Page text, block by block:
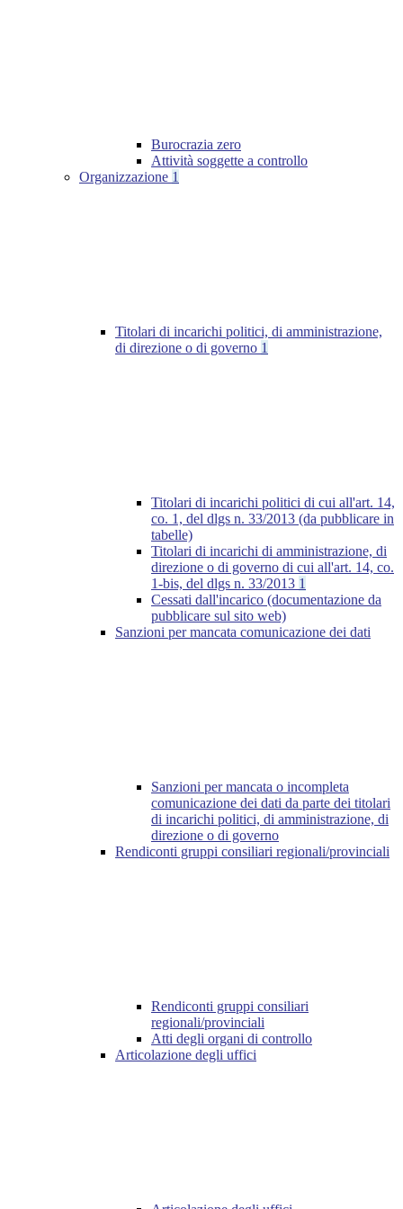
Burocrazia zero
Attività soggette a controllo
Organizzazione 1
Titolari di incarichi politici, di amministrazione,
di direzione o di governo 1
Titolari di incarichi politici di cui all'art. 14,
co. 1, del dlgs n. 33/2013 (da pubblicare in
tabelle)
Titolari di incarichi di amministrazione, di
direzione o di governo di cui all'art. 14, co.
1-bis, del dlgs n. 33/2013 1
Cessati dall'incarico (documentazione da
pubblicare sul sito web)
Sanzioni per mancata comunicazione dei dati
Sanzioni per mancata o incompleta
comunicazione dei dati da parte dei titolari
di incarichi politici, di amministrazione, di
direzione o di governo
Rendiconti gruppi consiliari regionali/provinciali
Rendiconti gruppi consiliari
regionali/provinciali
Atti degli organi di controllo
Articolazione degli uffici